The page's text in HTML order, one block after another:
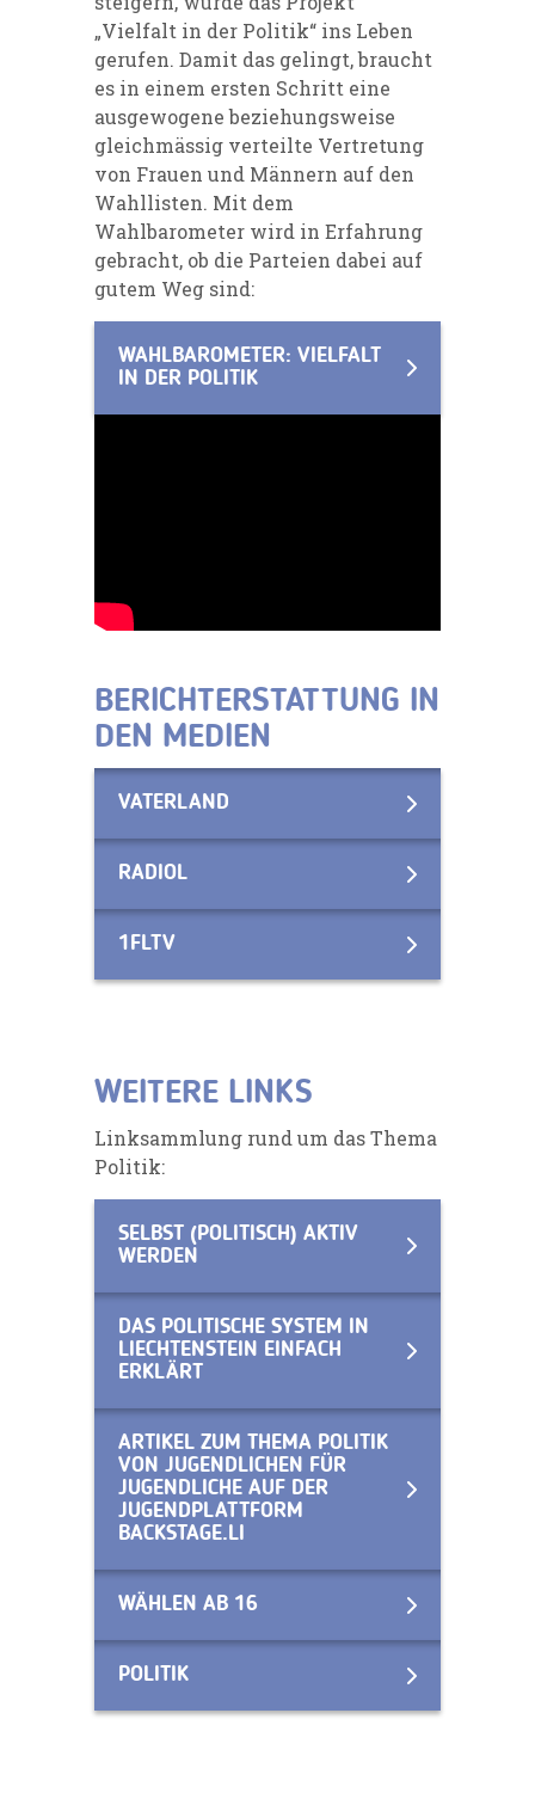
„Vielfalt in der Politik“ ins Leben
gerufen. Damit das gelingt, braucht
es in einem ersten Schritt eine
ausgewogene beziehungsweise
gleichmässig verteilte Vertretung
von Frauen und Männern auf den
Wahllisten. Mit dem
Wahlbarometer wird in Erfahrung
gebracht, ob die Parteien dabei auf
gutem Weg sind:
WAHLBAROMETER: VIELFALT
IN DER POLITIK
BERICHTERSTATTUNG IN
DEN MEDIEN
VATERLAND
RADIOL
1FLTV
WEITERE LINKS
Linksammlung rund um das Thema
Politik:
SELBST (POLITISCH) AKTIV
WERDEN
DAS POLITISCHE SYSTEM IN
LIECHTENSTEIN EINFACH
ERKLÄRT
ARTIKEL ZUM THEMA POLITIK
VON JUGENDLICHEN FÜR
JUGENDLICHE AUF DER
JUGENDPLATTFORM
BACKSTAGE.LI
WÄHLEN AB 16
POLITIK